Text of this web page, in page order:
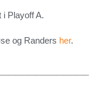
Playoff A.
og Randers her.